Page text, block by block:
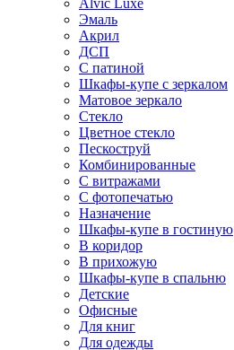
Alvic Luxe
Эмаль
Акрил
ДСП
С патиной
Шкафы-купе с зеркалом
Матовое зеркало
Стекло
Цветное стекло
Пескоструй
Комбинированные
С витражами
С фотопечатью
Назначение
Шкафы-купе в гостиную
В коридор
В прихожую
Шкафы-купе в спальню
Детские
Офисные
Для книг
Для одежды